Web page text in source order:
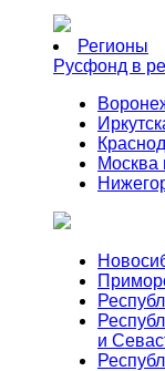
Регионы
Русфонд в
Москва
и